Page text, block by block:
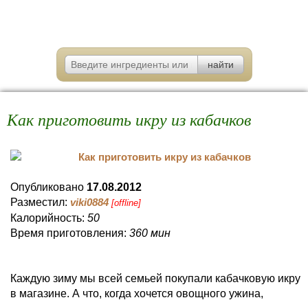
Как приготовить икру из кабачков
Опубликовано 17.08.2012
Разместил: viki0884 [offline]
Калорийность: 50
Время приготовления: 360 мин
Каждую зиму мы всей семьей покупали кабачковую икру
в магазине. А что, когда хочется овощного ужина,